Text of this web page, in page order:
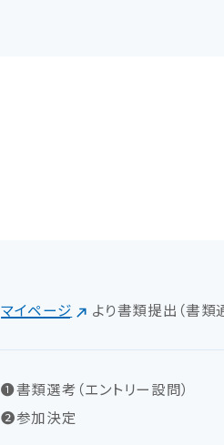
マイページ より書類提出（書類
❶書類選考（エントリー設問）
❷参加決定